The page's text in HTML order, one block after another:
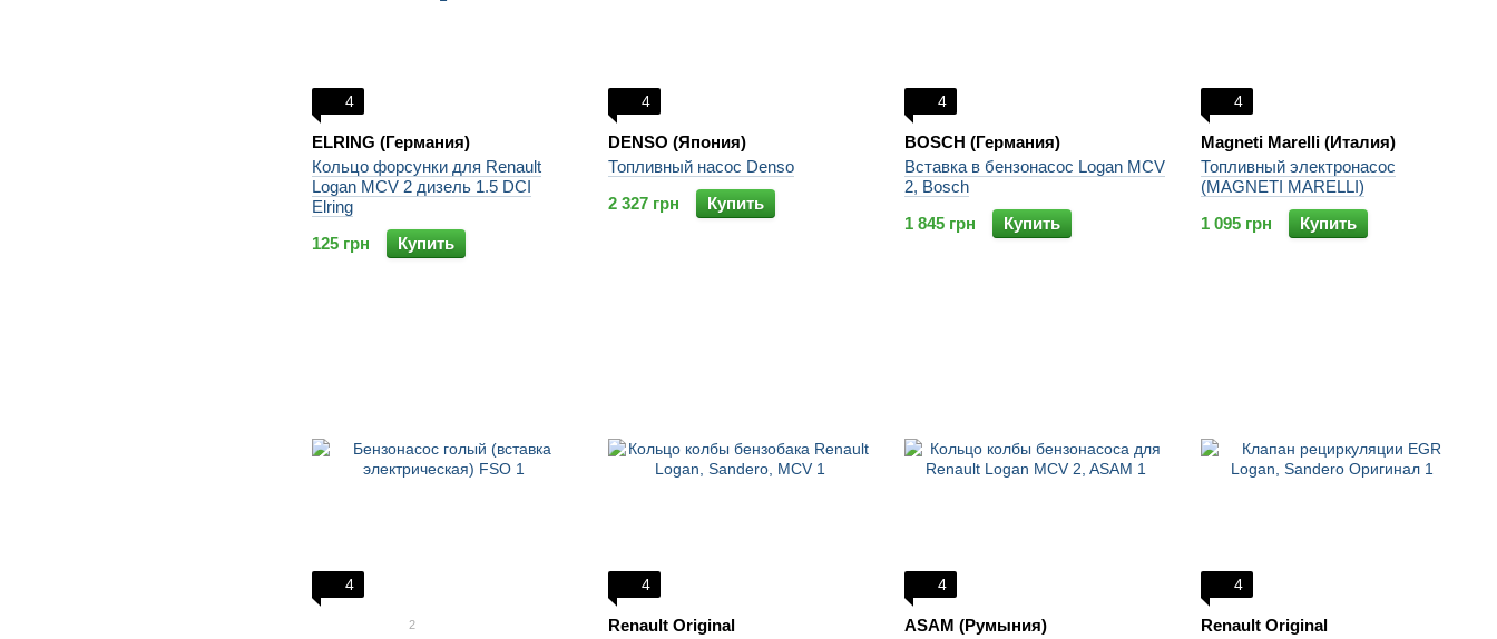
4
ELRING (Германия)
Кольцо форсунки для Renault
Logan MCV 2 дизель 1.5 DCI
Elring
125 грн
Купить
4
DENSO (Япония)
Топливный насос Denso
2 327 грн
Купить
4
BOSCH (Германия)
Вставка в бензонасос Logan MCV
2, Bosch
1 845 грн
Купить
4
Magneti Marelli (Италия)
Топливный электронасос
(MAGNETI MARELLI)
1 095 грн
Купить
4
2
4
Renault Original
4
ASAM (Румыния)
4
Renault Original